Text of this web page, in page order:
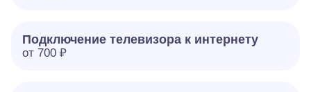
Подключение телевизора к интернету
от 700 ₽